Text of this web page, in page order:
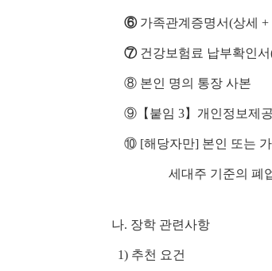
⑥가족관계증명서(상세 +
⑦건강보험료 납부확인
⑧ 본인 명의 통장 사본
⑨【붙임 3】개인정보제공
⑩ [해당자만] 본인 또는
세대주 기준의 폐업사
나. 장학 관련사항
1) 추천 요건